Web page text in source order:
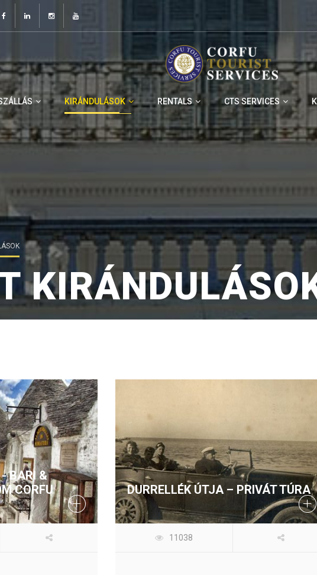
KIRÁNDULÁSOK RENTALS CTS SERVICES
BARI &
CORFU
DURRELLÉK ÚTJA – PRIVÁT TÚRA
11038